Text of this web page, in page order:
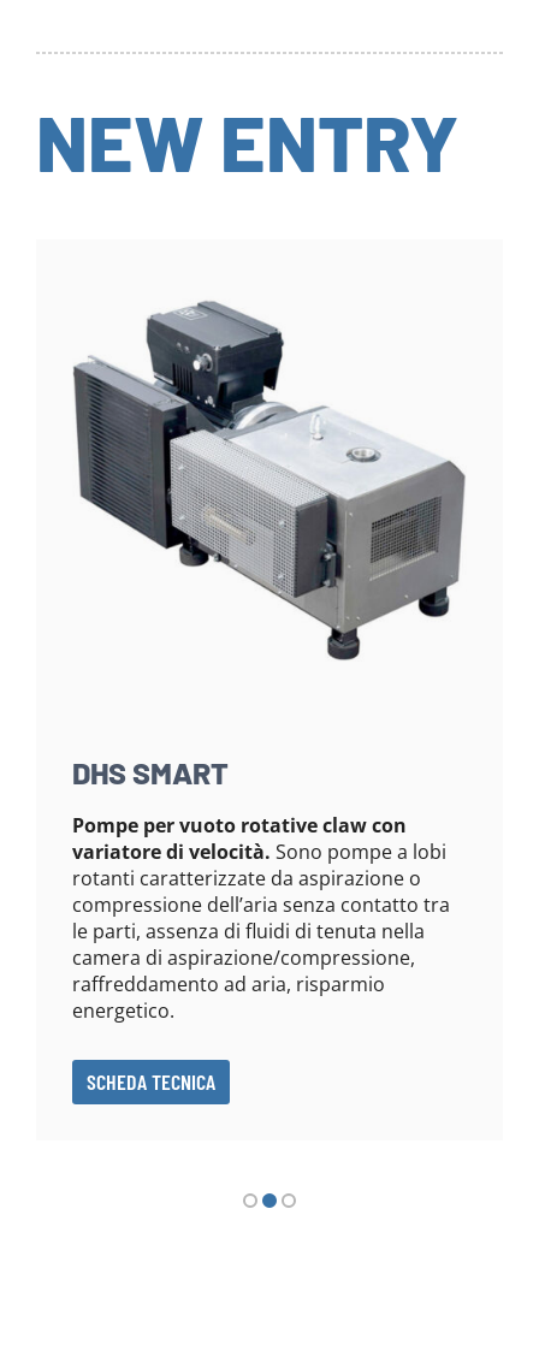
NEW ENTRY
DHS SMART
Pompe per vuoto rotative claw con
variatore di velocità. Sono pompe a lobi
rotanti caratterizzate da aspirazione o
compressione dell’aria senza contatto tra
le parti, assenza di fluidi di tenuta nella
camera di aspirazione/compressione,
raffreddamento ad aria, risparmio
energetico.
SCHEDA TECNICA